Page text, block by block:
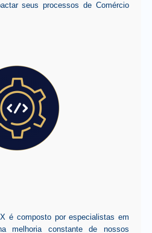
seus processos de Comércio
é composto por especialistas em
melhoria constante de nossos